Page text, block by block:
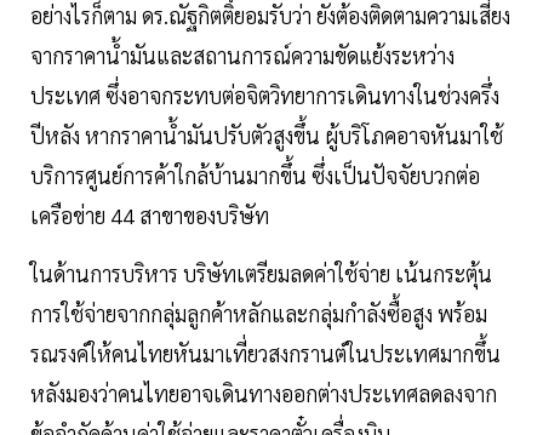
อย่างไรก็ตาม ดร.ณัฐกิตติ์ยอมรับว่า ยังต้องติดตามความเสี่ยง
จากราคาน้ำมันและสถานการณ์ความขัดแย้งระหว่าง
ประเทศ ซึ่งอาจกระทบต่อจิตวิทยาการเดินทางในช่วงครึ่ง
ปีหลัง หากราคาน้ำมันปรับตัวสูงขึ้น ผู้บริโภคอาจหันมาใช้
บริการศูนย์การค้าใกล้บ้านมากขึ้น ซึ่งเป็นปัจจัยบวกต่อ
เครือข่าย 44 สาขาของบริษัท
ในด้านการบริหาร บริษัทเตรียมลดค่าใช้จ่าย เน้นกระตุ้น
การใช้จ่ายจากกลุ่มลูกค้าหลักและกลุ่มกำลังซื้อสูง พร้อม
รณรงค์ให้คนไทยหันมาเที่ยวสงกรานต์ในประเทศมากขึ้น
หลังมองว่าคนไทยอาจเดินทางออกต่างประเทศลดลงจาก